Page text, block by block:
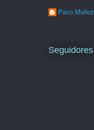
Paco Muñoz
Seguidores